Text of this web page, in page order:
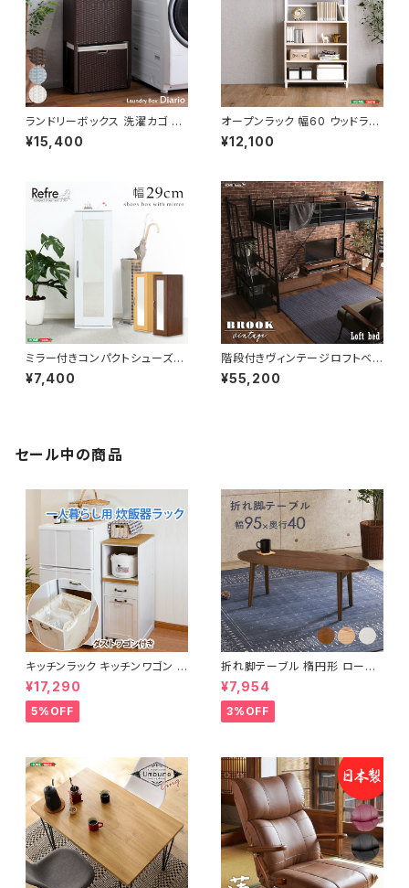
ランドリーボックス 洗濯カゴ 幅
50 奥行25 高さ80 完成品 新
生活 一人暮らし ランドリー収納
¥15,400
オープンラック 幅60 ウッドラッ
ク ラック シェルフ 収納棚 マル
チキャビネット ディスプレイラッ
¥12,100
ミラー付きコンパクトシューズラ
ック 幅29 シューズボックス シ
ューズラック 下駄箱 靴箱 玄関
¥7,400
階段付きヴィンテージロフトベッ
ド シングルベッド パイプベッド
ロフトベッド bed ロフト ハシゴ
¥55,200
セール中の商品
キッチンラック キッチンワゴン キ
ャスター付き 収納ラック 一人暮
らし スリムキッチンラック 幅30
cm 完成品
¥17,290
5%OFF
折れ脚テーブル 楕円形 ローテ
ーブル センターテーブル リビン
グテーブル 天然木 幅95 3色展
開
¥7,954
3%OFF